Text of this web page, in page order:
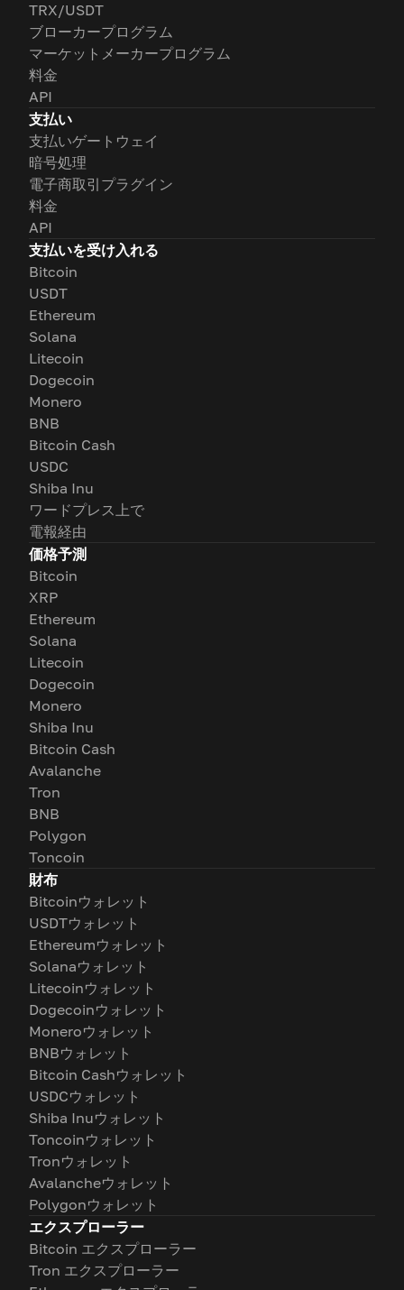
TRX/USDT
ブローカープログラム
マーケットメーカープログラム
料金
API
支払い
支払いゲートウェイ
暗号処理
電子商取引プラグイン
料金
API
支払いを受け入れる
Bitcoin
USDT
Ethereum
Solana
Litecoin
Dogecoin
Monero
BNB
Bitcoin Cash
USDC
Shiba Inu
ワードプレス上で
電報経由
価格予測
Bitcoin
XRP
Ethereum
Solana
Litecoin
Dogecoin
Monero
Shiba Inu
Bitcoin Cash
Avalanche
Tron
BNB
Polygon
Toncoin
財布
Bitcoinウォレット
USDTウォレット
Ethereumウォレット
Solanaウォレット
Litecoinウォレット
Dogecoinウォレット
Moneroウォレット
BNBウォレット
Bitcoin Cashウォレット
USDCウォレット
Shiba Inuウォレット
Toncoinウォレット
Tronウォレット
Avalancheウォレット
Polygonウォレット
エクスプローラー
Bitcoin エクスプローラー
Tron エクスプローラー